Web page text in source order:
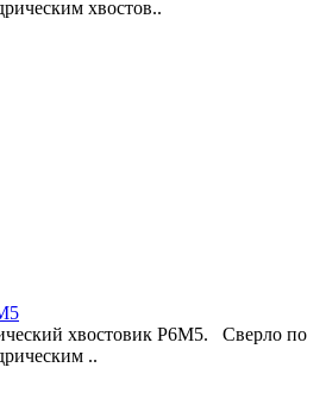
хвостов..
хвостовик Р6М5. Сверло по
..